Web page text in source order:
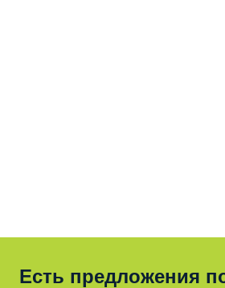
Есть предложения